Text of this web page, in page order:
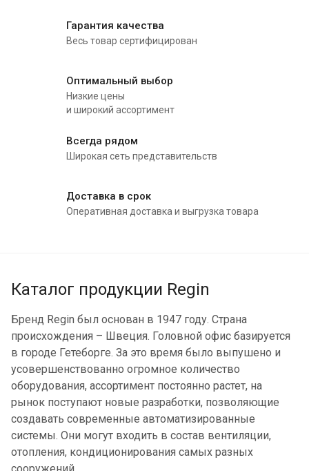
Гарантия качества
Весь товар сертифицирован
Оптимальный выбор
Низкие цены
и широкий ассортимент
Всегда рядом
Широкая сеть представительств
Доставка в срок
Оперативная доставка и выгрузка товара
Каталог продукции Regin
Бренд Regin был основан в 1947 году. Страна
происхождения – Швеция. Головной офис базируется
в городе Гетеборге. За это время было выпушено и
усовершенствованно огромное количество
оборудования, ассортимент постоянно растет, на
рынок поступают новые разработки, позволяющие
создавать современные автоматизированные
системы. Они могут входить в состав вентиляции,
отопления, кондиционирования самых разных